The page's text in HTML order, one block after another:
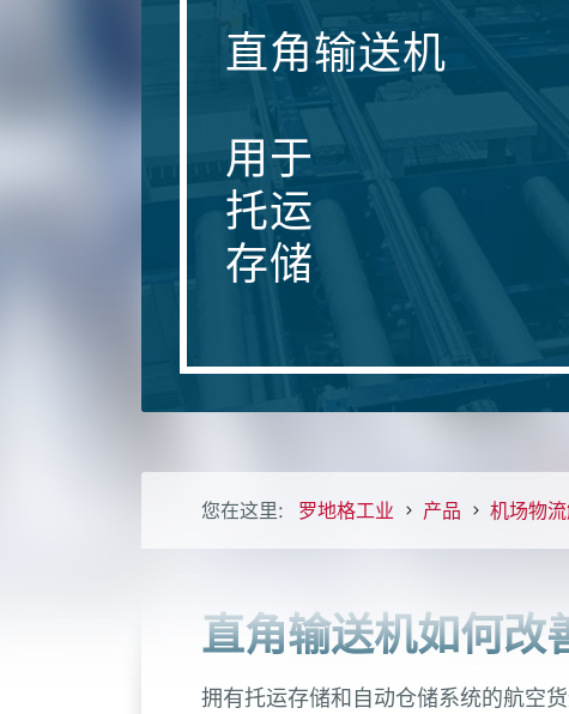
直角输送机
用于
托运
存储
您在这里: 罗地格工业 产品 机场物
直角输送机如何改
拥有托运存储和自动仓储系统的航空